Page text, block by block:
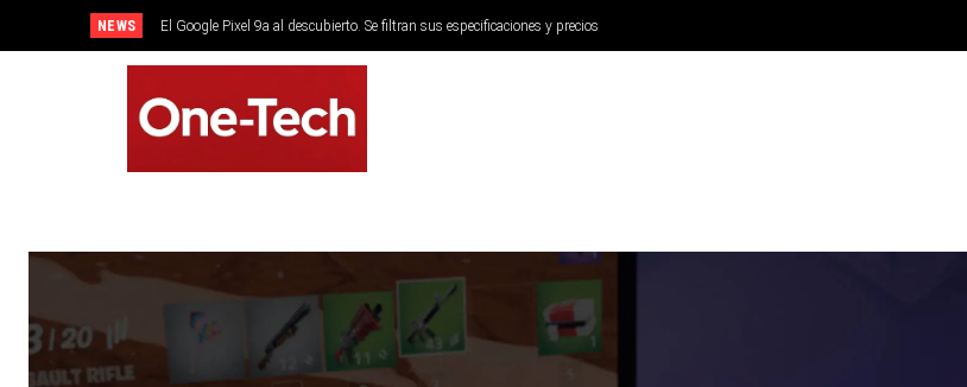
NEWS El Google Pixel 9a al descubierto. Se filtran sus especificaciones y precios